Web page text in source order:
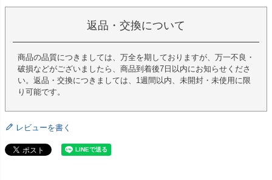
返品・交換について
商品の品質につきましては、万全を期しておりますが、万一不良・
破損などがございましたら、商品到着後7日以内にお知らせくださ
い。返品・交換につきましては、1週間以内、未開封・未使用に限
り可能です。
レビューを書く